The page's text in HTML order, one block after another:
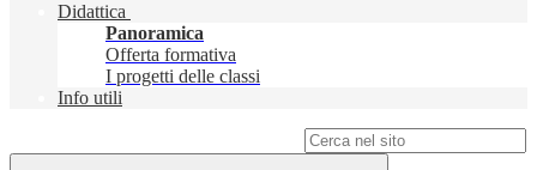
Didattica
Panoramica
Offerta formativa
I progetti delle classi
Info utili